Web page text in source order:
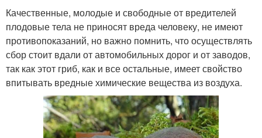
Качественные, молодые и свободные от вредителей
плодовые тела не приносят вреда человеку, не имеют
противопоказаний, но важно помнить, что осуществлять
сбор стоит вдали от автомобильных дорог и от заводов,
так как этот гриб, как и все остальные, имеет свойство
впитывать вредные химические вещества из воздуха.